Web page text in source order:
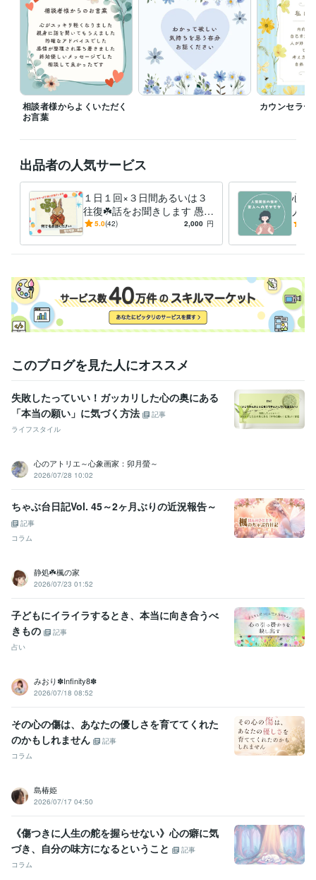
お一人様ずつ真剣に向き合って丁寧に
長文でやり取りをさせていただいています
ので、お受けできる枠に限りがあります
１度に対応できる人数を超えました場合は
一時的にサービス受付を停止します
押してお待ちいただけると嬉しいです
経験職種
ライフスタイル・その他 / カウンセラー・コーチ 経験年数 : 4年
ライフスタイル・その他 / アドバイザー 経験年数 : 6年
受賞歴
✨おかげ様で相談件数１００件突破
資格・検定
メンタル心理カウンセラー 取得年 : 2020年
上級心理カウンセラー 取得年 : 2020年
婚活アドバイザー 取得年 : 2020年
夫婦カウンセラー 取得年 : 2020年
日商簿記検定2級 取得年 : 1994年
WordPress:5年JIMDO:3年Excel:8年Word:8年PCA:5年
ジョブカン会計:2年弥生会計:9年ChatGPT:0年 Canva:4年
保護動物と暮らす＆犬猫の命を救うための支援:33年
ブログ執筆（ココナラWordPressアメブロ他）:18年
得意分野
悩み相談・カウンセリング ★婚活アドバイス・プロフィール添削 ★
夫婦問題・関係修復・離婚・不妊の辛さ
★恋愛相談・片想い・脈あ
結婚相談所
結婚生活
悩み相談・カウンセリング
係 ★自己肯定感・生き辛さ・自分らしく生きる ★仕事の悩み・やり
たいことがわからない
自己肯定感
仕事の悩み
人間関係の悩み
思い込みを手放す方法
自分を好きになりたい
相談者様からよくいただく
お言葉
カウンセラー
出品者の人気サービス
１日１回×３日間あるいは３
往復☘️話をお聞きします 愚痴
聞き・不安な気持ち・ペット
など
5.0(42) 2,000 円
心理
人
ママ
相談
このブログを見た人にオススメ
失敗したっていい！ガッカリした心の奥にある
「本当の願い」に気づく方法
記事
ライフスタイル
心のアトリエ～心象画家：卯月螢～
2026/07/28 10:02
ちゃぶ台日記Vol. 45～2ヶ月ぶりの近況報告～
記事
コラム
静処☘️楓の家
2026/07/23 01:52
子どもにイライラするとき、本当に向き合うべ
きもの
記事
占い
みおり✽Infinity8✽
2026/07/18 08:52
その心の傷は、あなたの優しさを育ててくれた
のかもしれません
記事
コラム
島椿姫
2026/07/17 04:50
《傷つきに人生の舵を握らせない》心の癖に気
づき、自分の味方になるということ
記事
コラム